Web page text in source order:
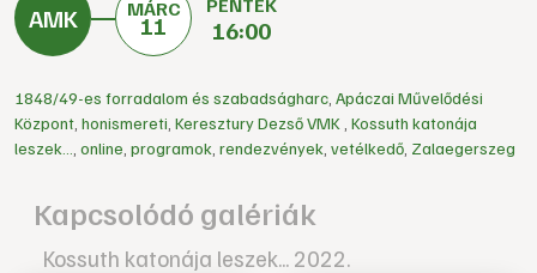
MÁRC
11
PÉNTEK
16:00
1848/49-es forradalom és szabadságharc Apáczai Művelődési
Központ honismereti Keresztury Dezső VMK Kossuth katonája
leszek...
online programok rendezvények vetélkedő Zalaegerszeg
Kapcsolódó galériák
Kossuth katonája leszek... 2022.